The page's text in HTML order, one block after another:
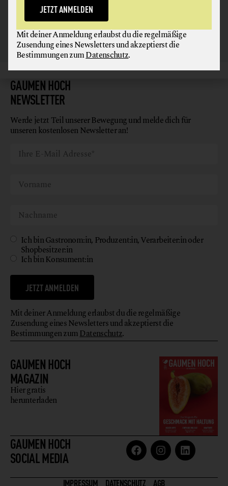
GAUMEN HOCH
MAGAZIN
Hier gratis
herunterladen
GAUMEN HOCH
SOCIAL MEDIA
GAUMEN HOCH
NEWSLETTER
Werde jetzt Teil unserer Bewegung und melde dich für
unseren kostenlosen Newsletter an!
Ich bin Gastronom:in, Produzent:in, Verarbeiter:in oder
Shopbesitzer:in
Ich bin Konsument:in
JETZT ANMELDEN
Mit deiner Anmeldung erlaubst du die regelmäßige
Zusendung eines Newsletters und akzeptierst die
Bestimmungen zumDatenschutz.
IMPRESSUM DATENSCHUTZ AGB
JETZT ANMELDEN
Mit deiner Anmeldung erlaubst du die regelmäßige
Zusendung eines Newsletters und akzeptierst die
Bestimmungen zumDatenschutz.